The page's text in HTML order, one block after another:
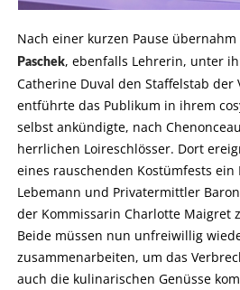
Nach einer kurzen Pause
Paschek, ebenfalls Lehrerin, unter
Catherine Duval den Staffelstab der
entführte das Publikum in ihrem
selbst ankündigte, nach
herrlichen Loireschlösser. Dort
eines rauschenden Kostümfests
Lebemann und Privatermittler
der Kommissarin Charlotte Maigret
Beide müssen nun unfreiwillig
zusammenarbeiten, um das
auch die kulinarischen Genüsse